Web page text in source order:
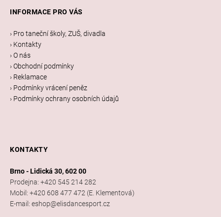
INFORMACE PRO VÁS
› Pro taneční školy, ZUŠ, divadla
› Kontakty
› O nás
› Obchodní podmínky
› Reklamace
› Podmínky vrácení peněz
› Podmínky ochrany osobních údajů
KONTAKTY
Brno - Lidická 30, 602 00
Prodejna: +420 545 214 282
Mobil: +420 608 477 472 (E. Klementová)
E-mail: eshop@elisdancesport.cz